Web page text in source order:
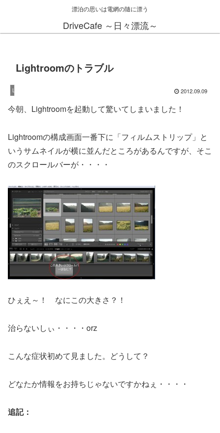
漂泊の思いは電網の隨に漂う
DriveCafe ～日々漂流～
Lightroomのトラブル
Lightroom 2012.09.09
今朝、Lightroomを起動して驚いてしまいました！
Lightroomの構成画面一番下に「フィルムストリップ」と
いうサムネイルが横に並んだところがあるんですが、そこ
のスクロールバーが・・・・
ひぇえ～！ なにこの大きさ？！
治らないしぃ・・・・orz
こんな症状初めて見ました。どうして？
どなたか情報をお持ちじゃないですかねぇ・・・・
追記：